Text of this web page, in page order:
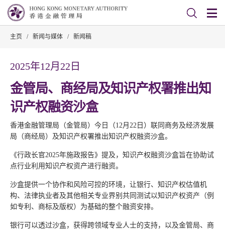
主页 / 新闻与媒体 / 新闻稿
2025年12月22日
金管局、商经局及知识产权署推出知
识产权融资沙盒
香港金融管理局（金管局）今日（12月22日）联同商务及经济发展
局（商经局）及知识产权署推出知识产权融资沙盒。
《行政长官2025年施政报告》提及，知识产权融资沙盒旨在协助试
点行业利用知识产权资产进行融资。
沙盒提供一个协作和风险可控的环境，让银行、知识产权估值机
构、法律执业者及其他相关专业界别共同测试以知识产权资产（例
如专利、商标及版权）为基础的整个融资安排。
银行可以透过沙盒，获得跨领域专业人士的支持，以及金管局、商